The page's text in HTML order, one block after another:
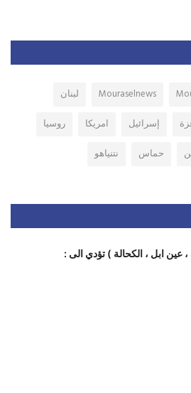
Mouraselnews
لبنان
إسرائيل امريكا
روسيا
حماس نتنياهو
عين ابل ، الكحالة ) تؤدي الى :